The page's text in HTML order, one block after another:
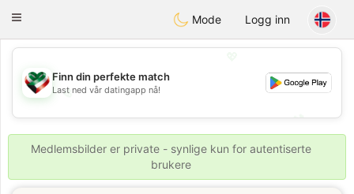
KuwaitChat
Toggle
Mode Logg inn
💖
💕
Finn din perfekte match
Last ned vår datingapp nå!
Medlemsbilder er private - synlige kun for autentiserte
brukere